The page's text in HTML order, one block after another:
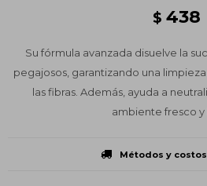
$ 438
Su fórmula avanzada disuelve la
pegajosos, garantizando una
las fibras. Además, ayuda a
ambiente fresco y
Métodos y